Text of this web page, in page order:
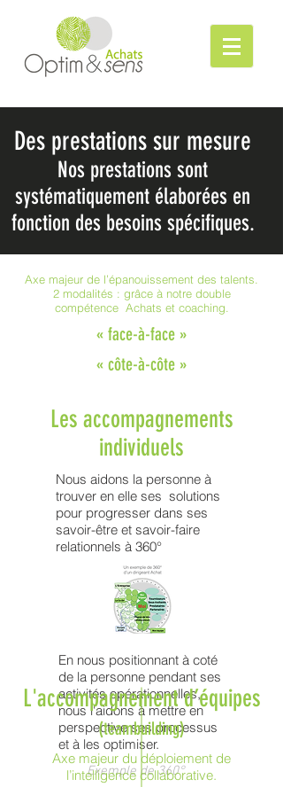
Des prestations sur mesure
Nos prestations sont
systématiquement élaborées en
fonction des besoins spécifiques.
Axe majeur de l’épanouissement des talents.
2 modalités : grâce à notre double
compétence Achats et coaching.
« face-à-face »
« côte-à-côte »
Les accompagnements
individuels
Nous aidons la personne à
trouver en elle ses solutions
pour progresser dans ses
savoir-être et savoir-faire
relationnels à 360°
En nous positionnant à coté
de la personne pendant ses
activités opérationnelles,
nous l'aidons à mettre en
perspective ses processus
et à les optimiser.
Exemple de 360°
L'accompagnement d’équipes
(teambuilding)
Axe majeur du déploiement de
l’intelligence collaborative.